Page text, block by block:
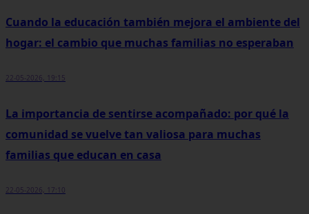
Cuando la educación también mejora el ambiente del
hogar: el cambio que muchas familias no esperaban
22-05-2026, 19:15
La importancia de sentirse acompañado: por qué la
comunidad se vuelve tan valiosa para muchas
familias que educan en casa
22-05-2026, 17:10